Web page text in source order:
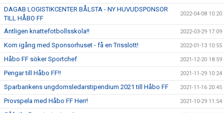
DAGAB LOGISTIKCENTER BÅLSTA - NY HUVUDSPONSOR
TILL HÅBO FF
2022-04-08 10:20
Äntligen knattefotbollsskola!! 2022-03-29 17:09
Kom igång med Sponsorhuset - få en Trisslott! 2022-01-13 10:55
Håbo FF söker Sportchef 2021-12-20 18:59
Pengar till Håbo FF!! 2021-11-29 10:24
Sparbankens ungdomsledarstipendium 2021 till Håbo FF 2021-11-16 20:45
Provspela med Håbo FF Herr! 2021-10-29 11:54